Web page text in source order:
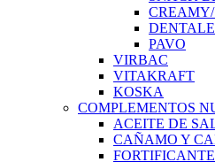
CREAMY/
PAVO
VIRBAC
VITAKRAFT
KOSKA
COMPLEMENTOS
ACEITE DE
CAÑAMO Y
FORTIFICANTE